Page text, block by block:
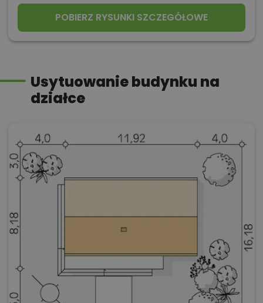
POBIERZ RYSUNKI SZCZEGÓŁOWE
Usytuowanie budynku na
działce